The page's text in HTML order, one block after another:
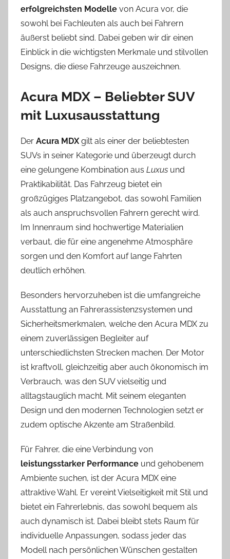
erfolgreichsten Modelle von Acura vor, die
sowohl bei Fachleuten als auch bei Fahrern
äußerst beliebt sind. Dabei geben wir dir einen
Einblick in die wichtigsten Merkmale und stilvollen
Designs, die diese Fahrzeuge auszeichnen.
Acura MDX – Beliebter SUV
mit Luxusausstattung
Der Acura MDXgilt als einer der beliebtesten
SUVs in seiner Kategorie und überzeugt durch
eine gelungene Kombination aus Luxus und
Praktikabilität. Das Fahrzeug bietet ein
großzügiges Platzangebot, das sowohl Familien
als auch anspruchsvollen Fahrern gerecht wird.
Im Innenraum sind hochwertige Materialien
verbaut, die für eine angenehme Atmosphäre
sorgen und den Komfort auf lange Fahrten
deutlich erhöhen.
Besonders hervorzuheben ist die umfangreiche
Ausstattung an Fahrerassistenzsystemen und
Sicherheitsmerkmalen, welche den Acura MDX zu
einem zuverlässigen Begleiter auf
unterschiedlichsten Strecken machen. Der Motor
ist kraftvoll, gleichzeitig aber auch ökonomisch im
Verbrauch, was den SUV vielseitig und
alltagstauglich macht. Mit seinem eleganten
Design und den modernen Technologien setzt er
zudem optische Akzente am Straßenbild.
Für Fahrer, die eine Verbindung von
leistungsstarker Performance und gehobenem
Ambiente suchen, ist der Acura MDX eine
attraktive Wahl. Er vereint Vielseitigkeit mit Stil und
bietet ein Fahrerlebnis, das sowohl bequem als
auch dynamisch ist. Dabei bleibt stets Raum für
individuelle Anpassungen, sodass jeder das
Modell nach persönlichen Wünschen gestalten